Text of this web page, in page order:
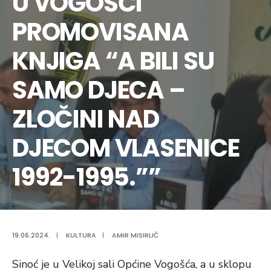
PROMOVISANA
KNJIGA “A BILI SU
SAMO DJECA –
ZLOČINI NAD
DJECOM VLASENICE
1992-1995.””
19.06.2024. | KULTURA | AMIR MISIRLIĆ
Sinoć je u Velikoj sali Općine Vogošća, a u sklopu